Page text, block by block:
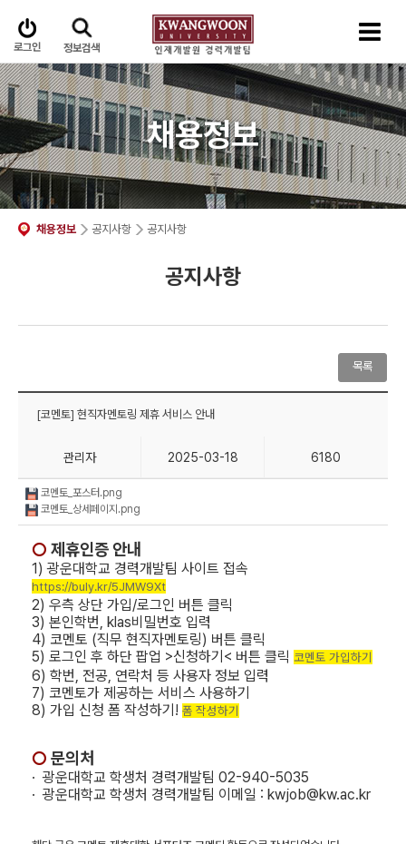
로그인 정보검색
채용정보
채용정보 공지사항 공지사항
공지사항
목록
[코멘토] 현직자멘토링 제휴 서비스 안내
관리자 2025-03-18 6180
코멘토_포스터.png
코멘토_상세페이지.png
○ 제휴인증 안내
1) 광운대학교 경력개발팀 사이트 접속
https://buly.kr/5JMW9Xt
2) 우측 상단 가입/로그인 버튼 클릭
3) 본인학번, klas비밀번호 입력
4) 코멘토 (직무 현직자멘토링) 버튼 클릭
5) 로그인 후 하단 팝업 >신청하기< 버튼 클릭 코멘토 가입하기
6) 학번, 전공, 연락처 등 사용자 정보 입력
7) 코멘토가 제공하는 서비스 사용하기
8) 가입 신청 폼 작성하기! 폼 작성하기
○ 문의처
· 광운대학교 학생처 경력개발팀 02-940-5035
· ​광운대학교 학생처 경력개발팀 이메일 : kwjob@kw.ac.kr